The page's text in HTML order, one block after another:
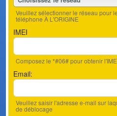
Veuillez sélectionner le réseau pour
téléphone À L'ORIGINE
IMEI
Composez le *#06# pour obtenir
Email:
Veuillez saisir l'adresse e-mail sur
de déblocage